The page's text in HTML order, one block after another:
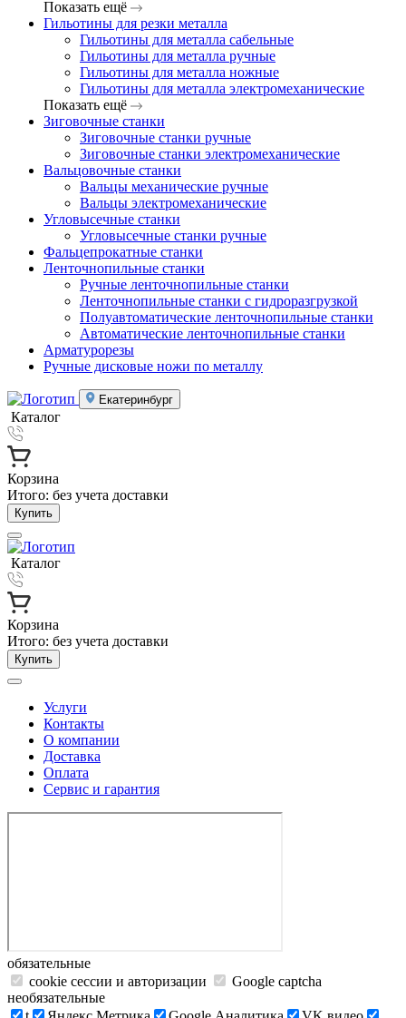
Показать ещё
Гильотины для резки металла
Гильотины для металла сабельные
Гильотины для металла ручные
Гильотины для металла ножные
Гильотины для металла электромеханические
Показать ещё
Зиговочные станки
Зиговочные станки ручные
Зиговочные станки электромеханические
Вальцовочные станки
Вальцы механические ручные
Вальцы электромеханические
Угловысечные станки
Угловысечные станки ручные
Фальцепрокатные станки
Ленточнопильные станки
Ручные ленточнопильные станки
Ленточнопильные станки с гидроразгрузкой
Полуавтоматические ленточнопильные станки
Автоматические ленточнопильные станки
Арматурорезы
Ручные дисковые ножи по металлу
Екатеринбург
Каталог
Корзина
Итого: без учета доставки
Купить
Каталог
Корзина
Итого: без учета доставки
Купить
Услуги
Контакты
О компании
Доставка
Оплата
Сервис и гарантия
обязательные
cookie сессии и авторизации
Google captcha
необязательные